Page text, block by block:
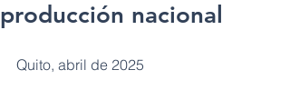
producción nacional
Quito, abril de 2025